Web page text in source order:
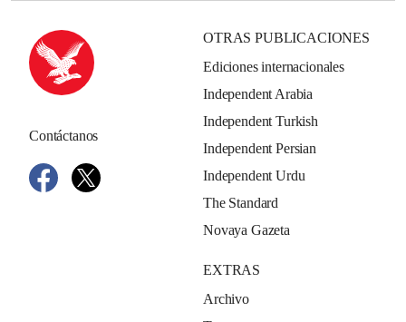
Contáctanos
OTRAS PUBLICACIONES
Ediciones internacionales
Independent Arabia
Independent Turkish
Independent Persian
Independent Urdu
The Standard
Novaya Gazeta
EXTRAS
Archivo